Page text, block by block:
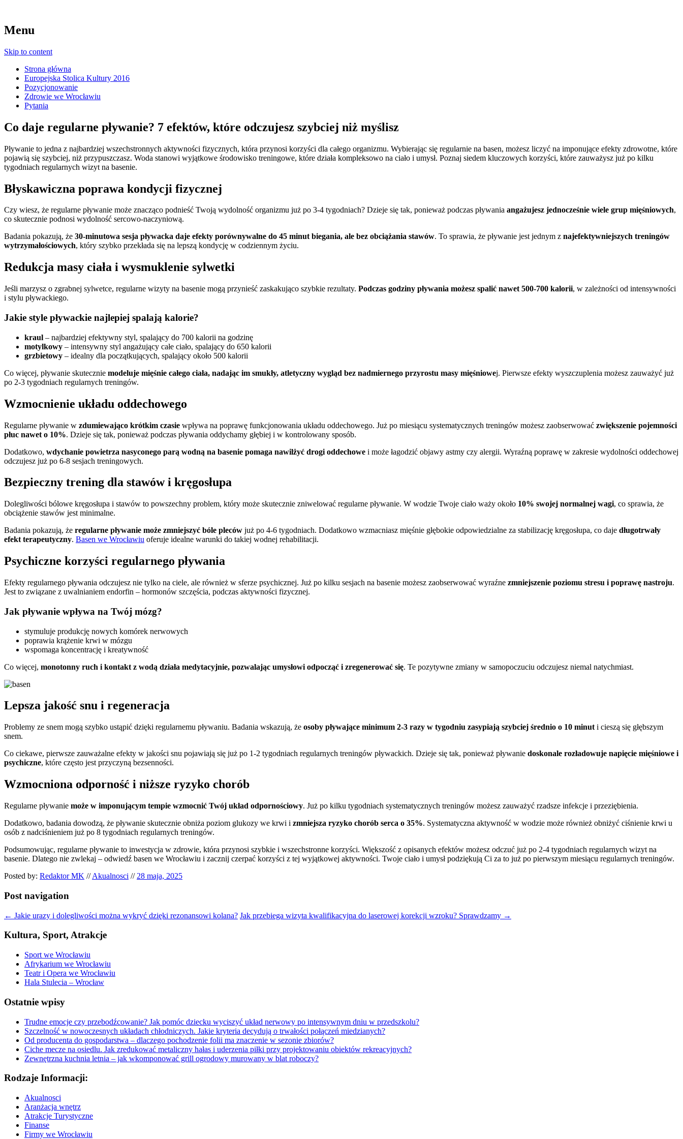
Menu
Skip to content
Strona główna
Europejska Stolica Kultury 2016
Pozycjonowanie
Zdrowie we Wrocławiu
Pytania
Co daje regularne pływanie? 7 efektów, które odczujesz szybciej niż myślisz
Pływanie to jedna z najbardziej wszechstronnych aktywności fizycznych, która przynosi korzyści dla całego organizmu. Wybierając się regularnie na basen, możesz liczyć na imponujące efekty zdrowotne, które
pojawią się szybciej, niż przypuszczasz. Woda stanowi wyjątkowe środowisko treningowe, które działa kompleksowo na ciało i umysł. Poznaj siedem kluczowych korzyści, które zauważysz już po kilku
tygodniach regularnych wizyt na basenie.
Błyskawiczna poprawa kondycji fizycznej
Czy wiesz, że regularne pływanie może znacząco podnieść Twoją wydolność organizmu już po 3-4 tygodniach? Dzieje się tak, ponieważ podczas pływania angażujesz jednocześnie wiele grup mięśniowych,
co skutecznie podnosi wydolność sercowo-naczyniową.
Badania pokazują, że 30-minutowa sesja pływacka daje efekty porównywalne do 45 minut biegania, ale bez obciążania stawów. To sprawia, że pływanie jest jednym z najefektywniejszych treningów
wytrzymałościowych, który szybko przekłada się na lepszą kondycję w codziennym życiu.
Redukcja masy ciała i wysmuklenie sylwetki
Jeśli marzysz o zgrabnej sylwetce, regularne wizyty na basenie mogą przynieść zaskakująco szybkie rezultaty. Podczas godziny pływania możesz spalić nawet 500-700 kalorii, w zależności od intensywności
i stylu pływackiego.
Jakie style pływackie najlepiej spalają kalorie?
kraul – najbardziej efektywny styl, spalający do 700 kalorii na godzinę
motylkowy – intensywny styl angażujący całe ciało, spalający do 650 kalorii
grzbietowy – idealny dla początkujących, spalający około 500 kalorii
Co więcej, pływanie skutecznie modeluje mięśnie całego ciała, nadając im smukły, atletyczny wygląd bez nadmiernego przyrostu masy mięśniowej. Pierwsze efekty wyszczuplenia możesz zauważyć już
po 2-3 tygodniach regularnych treningów.
Wzmocnienie układu oddechowego
Regularne pływanie w zdumiewająco krótkim czasie wpływa na poprawę funkcjonowania układu oddechowego. Już po miesiącu systematycznych treningów możesz zaobserwować zwiększenie pojemności
płuc nawet o 10%. Dzieje się tak, ponieważ podczas pływania oddychamy głębiej i w kontrolowany sposób.
Dodatkowo, wdychanie powietrza nasyconego parą wodną na basenie pomaga nawilżyć drogi oddechowe i może łagodzić objawy astmy czy alergii. Wyraźną poprawę w zakresie wydolności oddechowej
odczujesz już po 6-8 sesjach treningowych.
Bezpieczny trening dla stawów i kręgosłupa
Dolegliwości bólowe kręgosłupa i stawów to powszechny problem, który może skutecznie zniwelować regularne pływanie. W wodzie Twoje ciało waży około 10% swojej normalnej wagi, co sprawia, że
obciążenie stawów jest minimalne.
Badania pokazują, że regularne pływanie może zmniejszyć bóle pleców już po 4-6 tygodniach. Dodatkowo wzmacniasz mięśnie głębokie odpowiedzialne za stabilizację kręgosłupa, co daje długotrwały
efekt terapeutyczny. Basen we Wrocławiu oferuje idealne warunki do takiej wodnej rehabilitacji.
Psychiczne korzyści regularnego pływania
Efekty regularnego pływania odczujesz nie tylko na ciele, ale również w sferze psychicznej. Już po kilku sesjach na basenie możesz zaobserwować wyraźne zmniejszenie poziomu stresu i poprawę nastroju.
Jest to związane z uwalnianiem endorfin – hormonów szczęścia, podczas aktywności fizycznej.
Jak pływanie wpływa na Twój mózg?
stymuluje produkcję nowych komórek nerwowych
poprawia krążenie krwi w mózgu
wspomaga koncentrację i kreatywność
Co więcej, monotonny ruch i kontakt z wodą działa medytacyjnie, pozwalając umysłowi odpocząć i zregenerować się. Te pozytywne zmiany w samopoczuciu odczujesz niemal natychmiast.
Lepsza jakość snu i regeneracja
Problemy ze snem mogą szybko ustąpić dzięki regularnemu pływaniu. Badania wskazują, że osoby pływające minimum 2-3 razy w tygodniu zasypiają szybciej średnio o 10 minut i cieszą się głębszym
snem.
Co ciekawe, pierwsze zauważalne efekty w jakości snu pojawiają się już po 1-2 tygodniach regularnych treningów pływackich. Dzieje się tak, ponieważ pływanie doskonale rozładowuje napięcie mięśniowe i
psychiczne, które często jest przyczyną bezsenności.
Wzmocniona odporność i niższe ryzyko chorób
Regularne pływanie może w imponującym tempie wzmocnić Twój układ odpornościowy. Już po kilku tygodniach systematycznych treningów możesz zauważyć rzadsze infekcje i przeziębienia.
Dodatkowo, badania dowodzą, że pływanie skutecznie obniża poziom glukozy we krwi i zmniejsza ryzyko chorób serca o 35%. Systematyczna aktywność w wodzie może również obniżyć ciśnienie krwi u
osób z nadciśnieniem już po 8 tygodniach regularnych treningów.
Podsumowując, regularne pływanie to inwestycja w zdrowie, która przynosi szybkie i wszechstronne korzyści. Większość z opisanych efektów możesz odczuć już po 2-4 tygodniach regularnych wizyt na
basenie. Dlatego nie zwlekaj – odwiedź basen we Wrocławiu i zacznij czerpać korzyści z tej wyjątkowej aktywności. Twoje ciało i umysł podziękują Ci za to już po pierwszym miesiącu regularnych treningów.
Posted by: Redaktor MK // Akualnosci // 28 maja, 2025
Post navigation
← Jakie urazy i dolegliwości można wykryć dzięki rezonansowi kolana? Jak przebiega wizyta kwalifikacyjna do laserowej korekcji wzroku? Sprawdzamy →
Kultura, Sport, Atrakcje
Sport we Wrocławiu
Afrykarium we Wrocławiu
Teatr i Opera we Wrocławiu
Hala Stulecia – Wrocław
Ostatnie wpisy
Trudne emocje czy przebodźcowanie? Jak pomóc dziecku wyciszyć układ nerwowy po intensywnym dniu w przedszkolu?
Szczelność w nowoczesnych układach chłodniczych. Jakie kryteria decydują o trwałości połączeń miedzianych?
Od producenta do gospodarstwa – dlaczego pochodzenie folii ma znaczenie w sezonie zbiorów?
Ciche mecze na osiedlu. Jak zredukować metaliczny hałas i uderzenia piłki przy projektowaniu obiektów rekreacyjnych?
Zewnętrzna kuchnia letnia – jak wkomponować grill ogrodowy murowany w blat roboczy?
Rodzaje Informacji:
Akualnosci
Aranżacja wnętrz
Atrakcje Turystyczne
Finanse
Firmy we Wrocławiu